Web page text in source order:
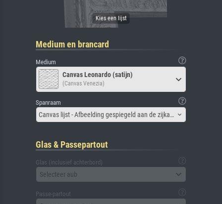
Medium en brancard
Medium
Canvas Leonardo (satijn)
(Canvas Venezia)
Spanraam
Canvas lijst - Afbeelding gespiegeld aan de zijkant
Glas & Passepartout
Glas (inclusief achterbord)
Selecteer aub
Passe-partout